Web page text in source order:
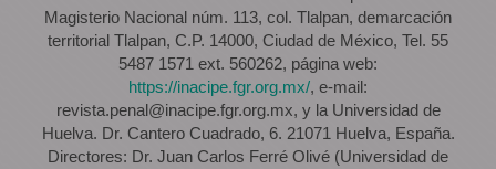
Magisterio Nacional núm. 113, col. Tlalpan, demarcación
territorial Tlalpan, C.P. 14000, Ciudad de México, Tel. 55
5487 1571 ext. 560262, página web:
https://inacipe.fgr.org.mx/, e-mail:
revista.penal@inacipe.fgr.org.mx, y la Universidad de
Huelva. Dr. Cantero Cuadrado, 6. 21071 Huelva, España.
Directores: Dr. Juan Carlos Ferré Olivé (Universidad de